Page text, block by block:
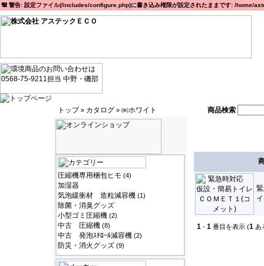
警告: 設定ファイル(/includes/configure.php)に書き込み権限が設定されたままです: /
トップ» カタログ » ㈱ホワイト 商品検索
圧縮機専用梱包ヒモ (4)
加湿器
気泡緩衝材 造粒減容機 (1)
除菌・消臭グッズ
小型ゴミ圧縮機 (2)
中古 圧縮機 (8)
中古 発泡ｽﾁﾛｰﾙ減容機 (2)
防災・消火グッズ (9)
1 - 1 番目を表示 (1 あ